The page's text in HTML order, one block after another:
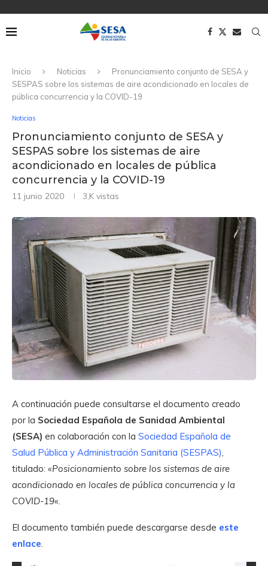
Inicio Noticias
Pronunciamiento conjunto de SESA y
SESPAS sobre los sistemas de aire acondicionado en locales de
pública concurrencia y la COVID-19
Noticias
Pronunciamiento conjunto de SESA y
SESPAS sobre los sistemas de aire
acondicionado en locales de pública
concurrencia y la COVID-19
11 junio 2020 3,K vistas
A continuación puede consultarse el documento creado
por la Sociedad Española de Sanidad Ambiental
(SESA) en colaboración con la Sociedad Española de
Salud Pública y Administración Sanitaria (SESPAS),
titulado: «Posicionamiento sobre los sistemas de aire
acondicionado en locales de pública concurrencia y la
COVID-19«.
El documento también puede descargarse desde este
enlace.